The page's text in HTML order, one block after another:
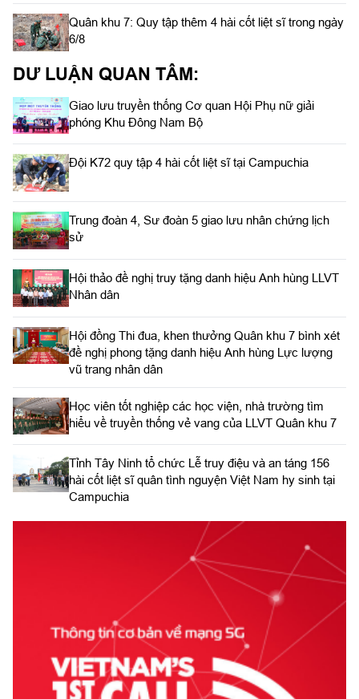
Quân khu 7: Quy tập thêm 4 hài cốt liệt sĩ trong ngày
6/8
DƯ LUẬN QUAN TÂM:
Giao lưu truyền thống Cơ quan Hội Phụ nữ giải
phóng Khu Đông Nam Bộ
Đội K72 quy tập 4 hài cốt liệt sĩ tại Campuchia
Trung đoàn 4, Sư đoàn 5 giao lưu nhân chứng lịch
sử
Hội thảo đề nghị truy tặng danh hiệu Anh hùng LLVT
Nhân dân
Hội đồng Thi đua, khen thưởng Quân khu 7 bình xét
đề nghị phong tặng danh hiệu Anh hùng Lực lượng
vũ trang nhân dân
Học viên tốt nghiệp các học viện, nhà trường tìm
hiểu về truyền thống vẻ vang của LLVT Quân khu 7
​Tỉnh Tây Ninh tổ chức Lễ truy điệu và an táng 156
hài cốt liệt sĩ quân tình nguyện Việt Nam hy sinh tại
Campuchia